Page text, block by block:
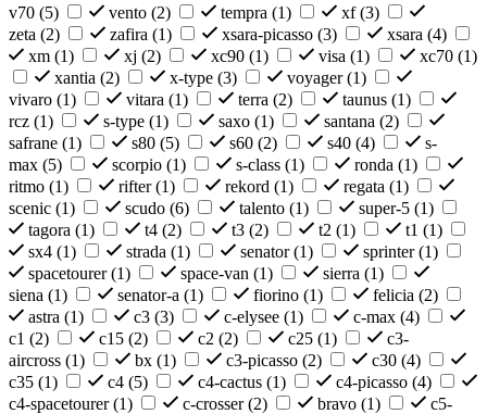
v70 (5) vento (2) tempra (1) xf (3)
zeta (2) zafira (1) xsara-picasso (3) xsara (4)
xm (1) xj (2) xc90 (1) visa (1) xc70 (1)
xantia (2) x-type (3) voyager (1)
vivaro (1) vitara (1) terra (2) taunus (1)
rcz (1) s-type (1) saxo (1) santana (2)
safrane (1) s80 (5) s60 (2) s40 (4)
s-
max (5) scorpio (1) s-class (1) ronda (1)
ritmo (1) rifter (1) rekord (1) regata (1)
scenic (1) scudo (6) talento (1) super-5 (1)
tagora (1) t4 (2) t3 (2) t2 (1) t1 (1)
sx4 (1) strada (1) senator (1) sprinter (1)
spacetourer (1) space-van (1) sierra (1)
siena (1) senator-a (1) fiorino (1) felicia (2)
astra (1) c3 (3) c-elysee (1) c-max (4)
c1 (2) c15 (2) c2 (2) c25 (1)
c3-
aircross (1) bx (1) c3-picasso (2) c30 (4)
c35 (1) c4 (5) c4-cactus (1) c4-picasso (4)
c4-spacetourer (1) c-crosser (2) bravo (1)
c5-